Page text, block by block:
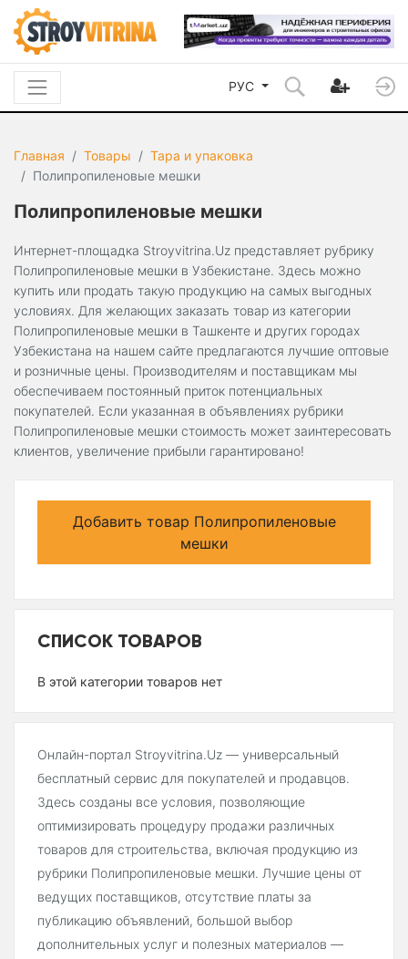
РУС
Главная Товары
Тара и упаковка
Полипропиленовые мешки
Полипропиленовые мешки
Интернет-площадка Stroyvitrina.Uz представляет рубрику
Полипропиленовые мешки в Узбекистане. Здесь можно
купить или продать такую продукцию на самых выгодных
условиях. Для желающих заказать товар из категории
Полипропиленовые мешки в Ташкенте и других городах
Узбекистана на нашем сайте предлагаются лучшие оптовые
и розничные цены. Производителям и поставщикам мы
обеспечиваем постоянный приток потенциальных
покупателей. Если указанная в объявлениях рубрики
Полипропиленовые мешки стоимость может заинтересовать
клиентов, увеличение прибыли гарантировано!
Добавить товар Полипропиленовые
мешки
СПИСОК ТОВАРОВ
В этой категории товаров нет
Онлайн-портал Stroyvitrina.Uz — универсальный
бесплатный сервис для покупателей и продавцов.
Здесь созданы все условия, позволяющие
оптимизировать процедуру продажи различных
товаров для строительства, включая продукцию из
рубрики Полипропиленовые мешки. Лучшие цены от
ведущих поставщиков, отсутствие платы за
публикацию объявлений, большой выбор
дополнительных услуг и полезных материалов —